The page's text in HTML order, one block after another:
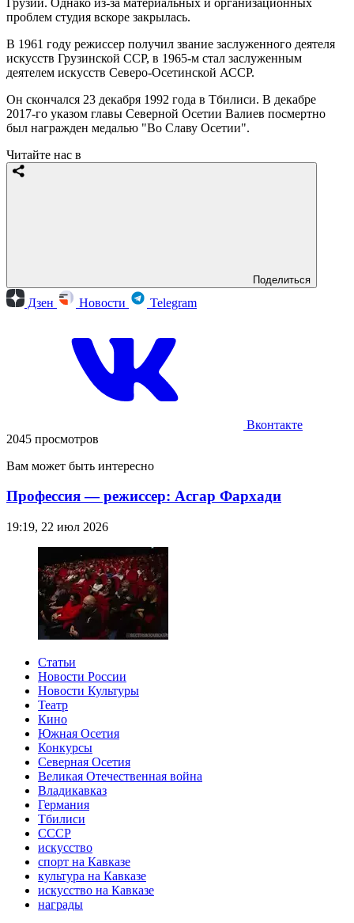
проблем студия вскоре закрылась.
В 1961 году режиссер получил звание заслуженного деятеля
искусств Грузинской ССР, в 1965-м стал заслуженным
деятелем искусств Северо-Осетинской АССР.
Он скончался 23 декабря 1992 года в Тбилиси. В декабре
2017-го указом главы Северной Осетии Валиев посмертно
был награжден медалью "Во Славу Осетии".
Читайте нас в
Поделиться
Дзен Новости Telegram
Вконтакте
2045 просмотров
Вам может быть интересно
Профессия — режиссер: Асгар Фархади
19:19, 22 июл 2026
Статьи
Новости России
Новости Культуры
Театр
Кино
Южная Осетия
Конкурсы
Северная Осетия
Великая Отечественная война
Владикавказ
Германия
Тбилиси
СССР
искусство
спорт на Кавказе
культура на Кавказе
искусство на Кавказе
награды